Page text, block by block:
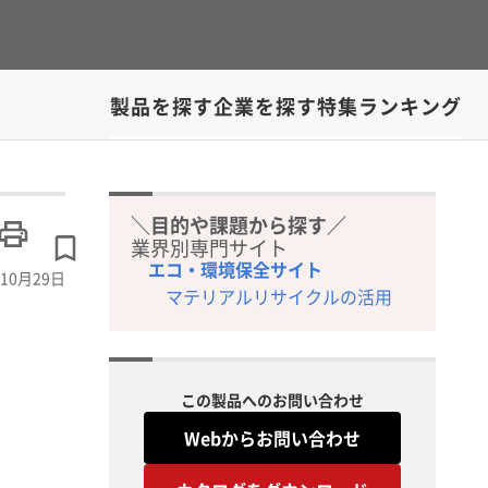
製品を探す企業を探す特集ランキング
月29日
＼目的や課題から探す／
業界別専門サイト
エコ・環境保全サイト
マテリアルリサイクルの活用
この製品へのお問い合わせ
Webからお問い合わせ